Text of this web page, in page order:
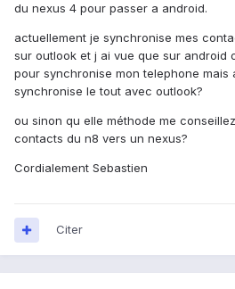
du nexus 4 pour passer a android.
actuellement je synchronise mes
sur outlook et j ai vue que sur android
pour synchronise mon telephone mais
synchronise le tout avec outlook?
ou sinon qu elle méthode me
contacts du n8 vers un nexus?
Cordialement Sebastien
Citer